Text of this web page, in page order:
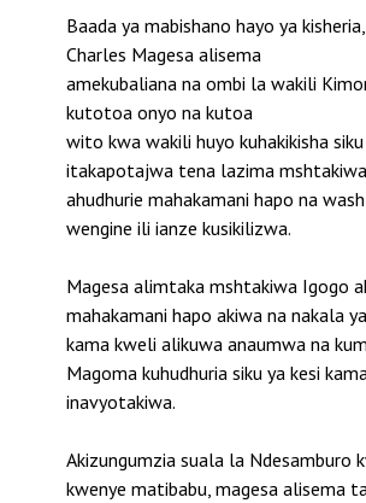
Baada ya mabishano hayo ya
Charles Magesa alisema
amekubaliana na ombi la wakili
kutotoa onyo na kutoa
wito kwa wakili huyo kuhakikisha siku
itakapotajwa tena lazima mshtakiwa
ahudhurie mahakamani hapo na
wengine ili ianze kusikilizwa.
Magesa alimtaka mshtakiwa Igogo
mahakamani hapo akiwa na nakala
kama kweli alikuwa anaumwa na
Magoma kuhudhuria siku ya kesi kama
inavyotakiwa.
Akizungumzia suala la Ndesamburo
kwenye matibabu, magesa alisema